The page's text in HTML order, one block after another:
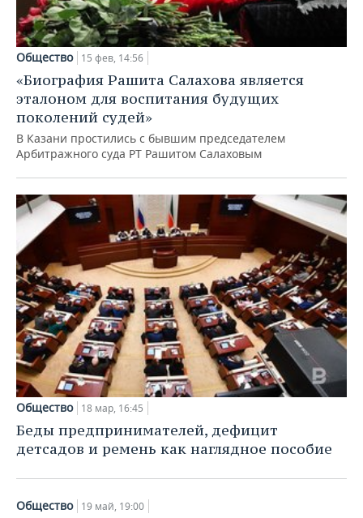
Общество 15 фев, 14:56
«Биография Рашита Салахова является
эталоном для воспитания будущих
поколений судей»
В Казани простились с бывшим председателем
Арбитражного суда РТ Рашитом Салаховым
Общество 18 мар, 16:45
Беды предпринимателей, дефицит
детсадов и ремень как наглядное пособие
Общество 19 май, 19:00